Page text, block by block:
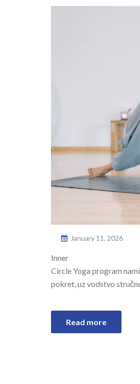
January 11, 2026
Inner
Circle Yoga program
pokret, uz vodstvo
Read more